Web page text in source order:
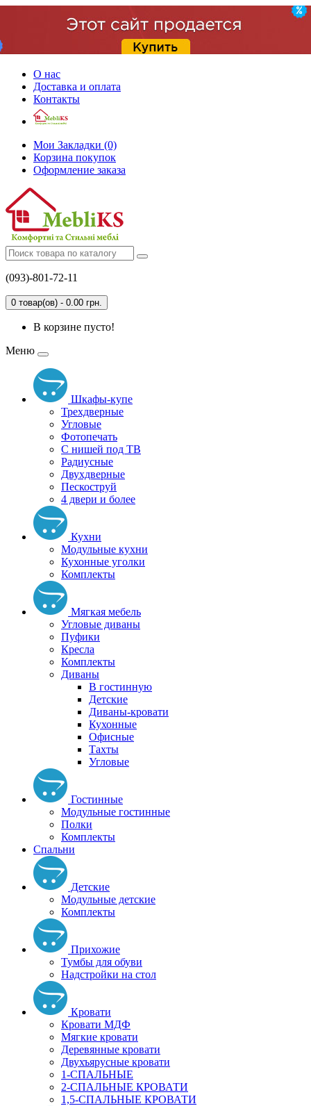
О нас
Доставка и оплата
Контакты
Мои Закладки (0)
Корзина покупок
Оформление заказа
(093)-801-72-11
0 товар(ов) - 0.00 грн.
В корзине пусто!
Меню
Шкафы-купе
Трехдверные
Угловые
Фотопечать
С нишей под ТВ
Радиусные
Двухдверные
Пескоструй
4 двери и более
Кухни
Модульные кухни
Кухонные уголки
Комплекты
Мягкая мебель
Угловые диваны
Пуфики
Кресла
Комплекты
Диваны
В гостинную
Детские
Диваны-кровати
Кухонные
Офисные
Тахты
Угловые
Гостинные
Модульные гостинные
Полки
Комплекты
Спальни
Детские
Модульные детские
Комплекты
Прихожие
Тумбы для обуви
Надстройки на стол
Кровати
Кровати МДФ
Мягкие кровати
Деревянные кровати
Двухъярусные кровати
1-СПАЛЬНЫЕ
2-СПАЛЬНЫЕ КРОВАТИ
1,5-СПАЛЬНЫЕ КРОВАТИ